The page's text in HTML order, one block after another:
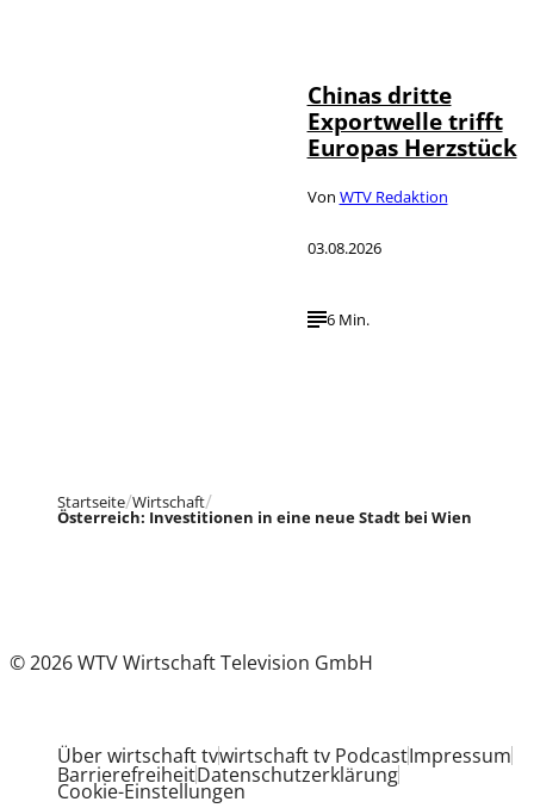
Chinas dritte
Exportwelle trifft
Europas Herzstück
Von WTV Redaktion
03.08.2026
6 Min.
Startseite Wirtschaft
Österreich: Investitionen in eine neue Stadt bei Wien
© 2026 WTV Wirtschaft Television GmbH
Über wirtschaft tvwirtschaft tv PodcastImpressum
BarrierefreiheitDatenschutzerklärung
Cookie-Einstellungen